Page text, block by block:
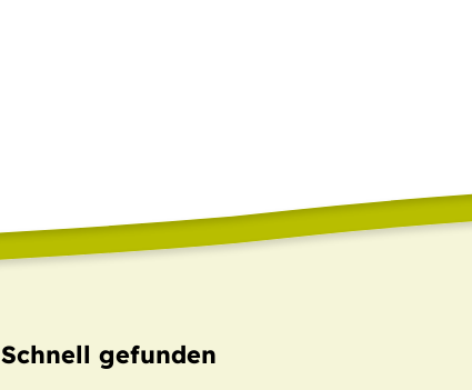
Schnell gefunden